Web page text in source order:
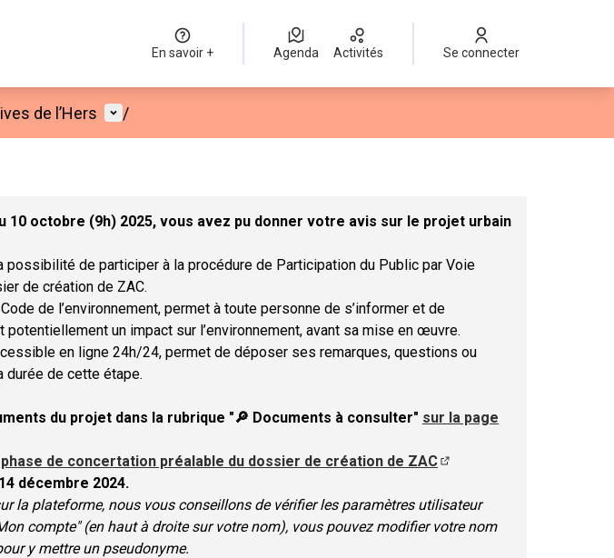
En savoir + Agenda Activités Se connecter
de l’Hers Menu utilisateur
/
10 octobre (9h) 2025, vous avez pu donner votre avis sur le projet urbain
possibilité de participer à la procédure de Participation du Public par Voie
de création de ZAC.
de l’environnement, permet à toute personne de s’informer et de
potentiellement un impact sur l’environnement, avant sa mise en œuvre.​
en ligne 24h/24, permet de déposer ses remarques, questions ou
durée de cette étape.
du projet dans la rubrique "🔎 Documents à consulter" sur la page
un nouvel onglet)
de concertation préalable du dossier de création de ZAC
décembre 2024.
la plateforme, nous vous conseillons de vérifier les paramètres utilisateur
compte" (en haut à droite sur votre nom), vous pouvez modifier votre nom
y mettre un pseudonyme.